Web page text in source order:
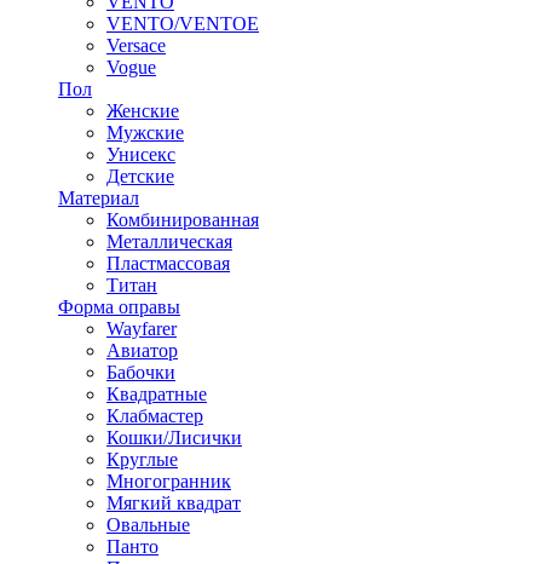
VENTO/VENTOE
Versace
Vogue
Пол
Женские
Мужские
Унисекс
Детские
Материал
Комбинированная
Металлическая
Пластмассовая
Титан
Форма оправы
Wayfarer
Авиатор
Бабочки
Квадратные
Клабмастер
Кошки/Лисички
Круглые
Многогранник
Мягкий квадрат
Овальные
Панто